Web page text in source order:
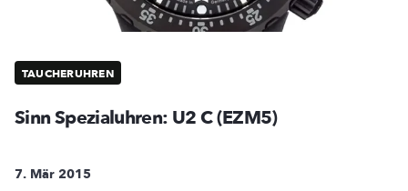
TAUCHERUHREN
Sinn Spezialuhren: U2 C (EZM5)
7. Mär 2015